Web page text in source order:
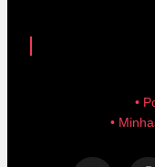
•
•